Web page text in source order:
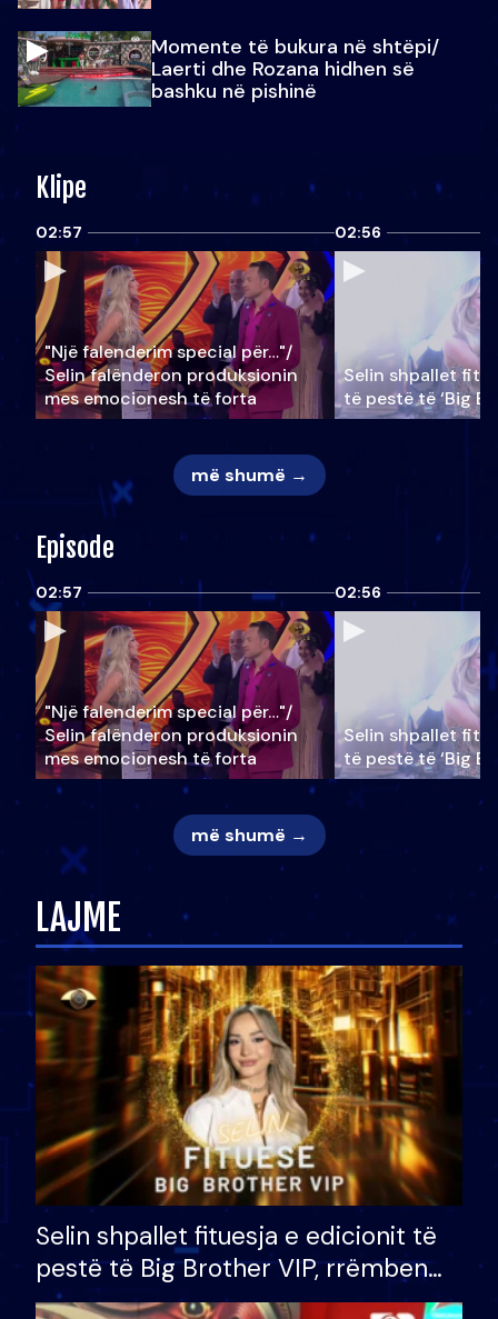
Momente të bukura në shtëpi/
Laerti dhe Rozana hidhen së
bashku në pishinë
Klipe
02:57
"Një falenderim special për…"/
Selin falënderon produksionin
mes emocionesh të forta
02:56
Selin shpallet
të pestë të ‘Big
më shumë →
Episode
02:57
"Një falenderim special për…"/
Selin falënderon produksionin
mes emocionesh të forta
02:56
Selin shpallet
të pestë të ‘Big
më shumë →
LAJME
Selin shpallet fituesja e edicionit të
pestë të Big Brother VIP, rrëmben
çmimin e madh prej 100 mijë eurosh